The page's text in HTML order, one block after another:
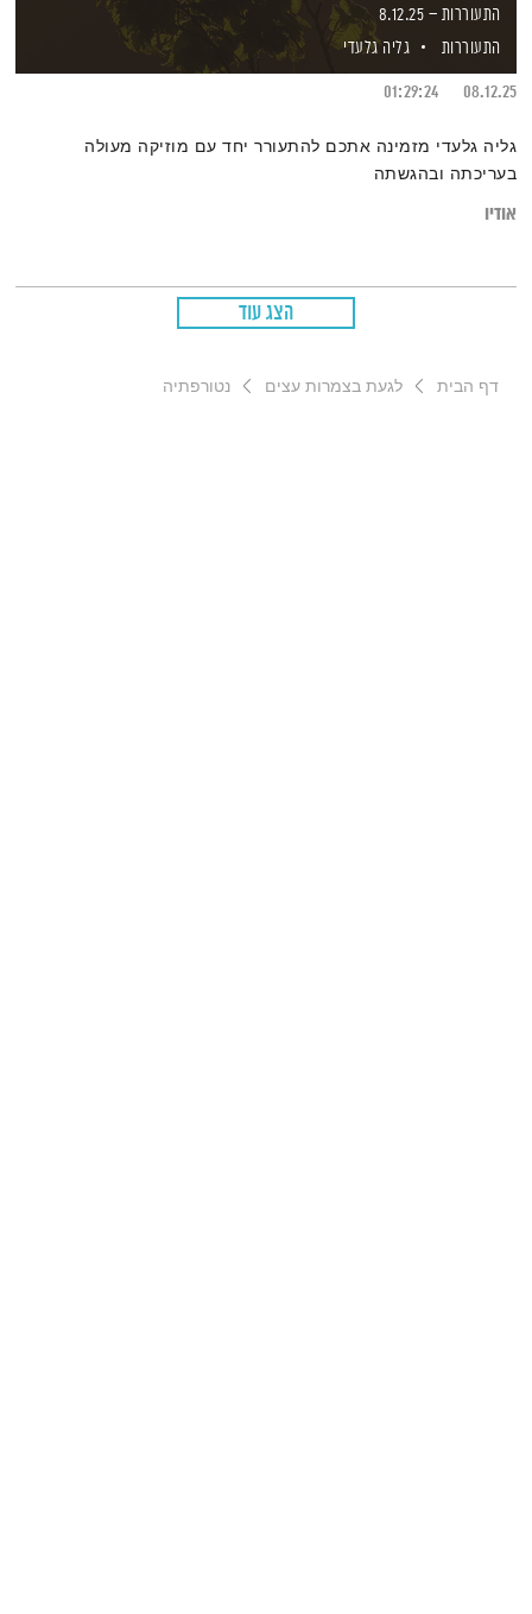
התעוררות – 8.12.25
התעוררות
גליה גלעדי
08.12.25
01:29:24
גליה גלעדי מזמינה אתכם להתעורר יחד עם מוזיקה מעולה
בעריכתה ובהגשתה
אודיו
הצג עוד
דף הבית לגעת בצמרות עצים נטורפתיה